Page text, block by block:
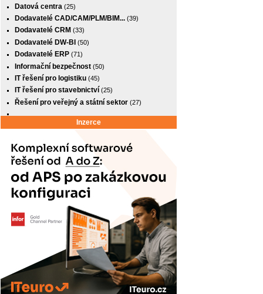
Datová centra (25)
Dodavatelé CAD/CAM/PLM/BIM... (39)
Dodavatelé CRM (33)
Dodavatelé DW-BI (50)
Dodavatelé ERP (71)
Informační bezpečnost (50)
IT řešení pro logistiku (45)
IT řešení pro stavebnictví (25)
Řešení pro veřejný a státní sektor (27)
Inzerce